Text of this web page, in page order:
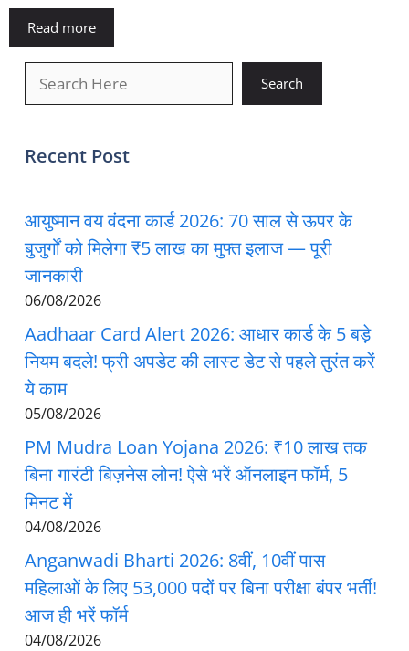
Read more
Search
Recent Post
आयुष्मान वय वंदना कार्ड 2026: 70 साल से ऊपर के
बुजुर्गों को मिलेगा ₹5 लाख का मुफ्त इलाज — पूरी
जानकारी
06/08/2026
Aadhaar Card Alert 2026: आधार कार्ड के 5 बड़े
नियम बदले! फ्री अपडेट की लास्ट डेट से पहले तुरंत करें
ये काम
05/08/2026
PM Mudra Loan Yojana 2026: ₹10 लाख तक
बिना गारंटी बिज़नेस लोन! ऐसे भरें ऑनलाइन फॉर्म, 5
मिनट में
04/08/2026
Anganwadi Bharti 2026: 8वीं, 10वीं पास
महिलाओं के लिए 53,000 पदों पर बिना परीक्षा बंपर भर्ती!
आज ही भरें फॉर्म
04/08/2026